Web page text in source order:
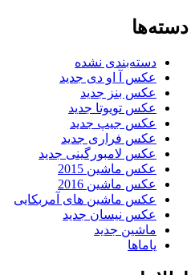
دسته‌ها
دسته‌بندی نشده
عکس آ او دی جدید
عکس بنز جدید
عکس تویوتا جدید
عکس جیپ جدید
عکس فراری جدید
عکس لامبورگینی جدید
عکس ماشین 2015
عکس ماشین 2016
عکس ماشین های آمربکایی
عکس نیسان جدید
ماشین جدید
یاماها